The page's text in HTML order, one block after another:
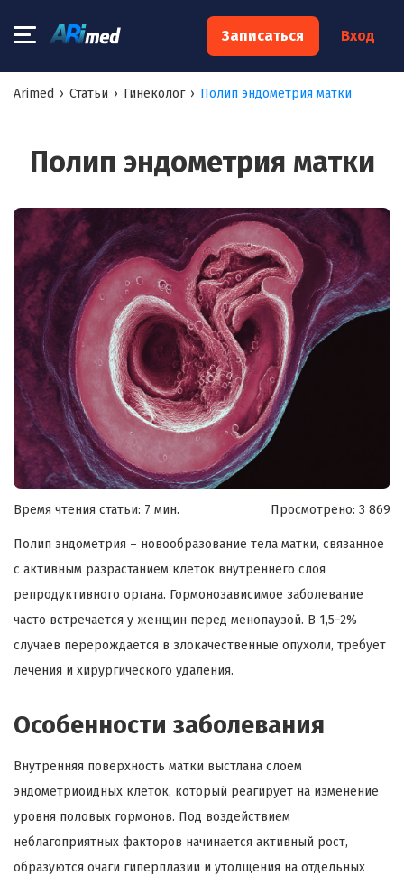
Записаться Вход
Arimed › Статьи › Гинеколог › Полип эндометрия матки
Полип эндометрия матки
Время чтения статьи: 7 мин. Просмотрено: 3 869
Полип эндометрия – новообразование тела матки, связанное
с активным разрастанием клеток внутреннего слоя
репродуктивного органа. Гормонозависимое заболевание
часто встречается у женщин перед менопаузой. В 1,5−2%
случаев перерождается в злокачественные опухоли, требует
лечения и хирургического удаления.
Особенности заболевания
Внутренняя поверхность матки выстлана слоем
эндометриоидных клеток, который реагирует на изменение
уровня половых гормонов. Под воздействием
неблагоприятных факторов начинается активный рост,
образуются очаги гиперплазии и утолщения на отдельных
×
Запишитесь на консультацию к
Ваше имя:*
Ваш телефон:*
Ваш e-mail:*
Я согласен на обработку моих персональных данных